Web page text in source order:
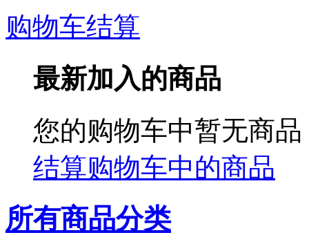
购物车结算
最新加入的商品
您的购物车中暂无商
结算购物车中的商品
所有商品分类